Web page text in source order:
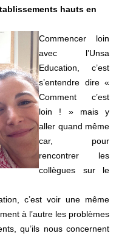
hauts en
Commencer loin
avec l’Unsa
Education, c’est
s’entendre dire «
Comment c’est
loin ! » mais y
aller quand même
car, pour
rencontrer les
collègues sur le
c’est voir une même
à l’autre les problèmes
qu’ils nous concernent